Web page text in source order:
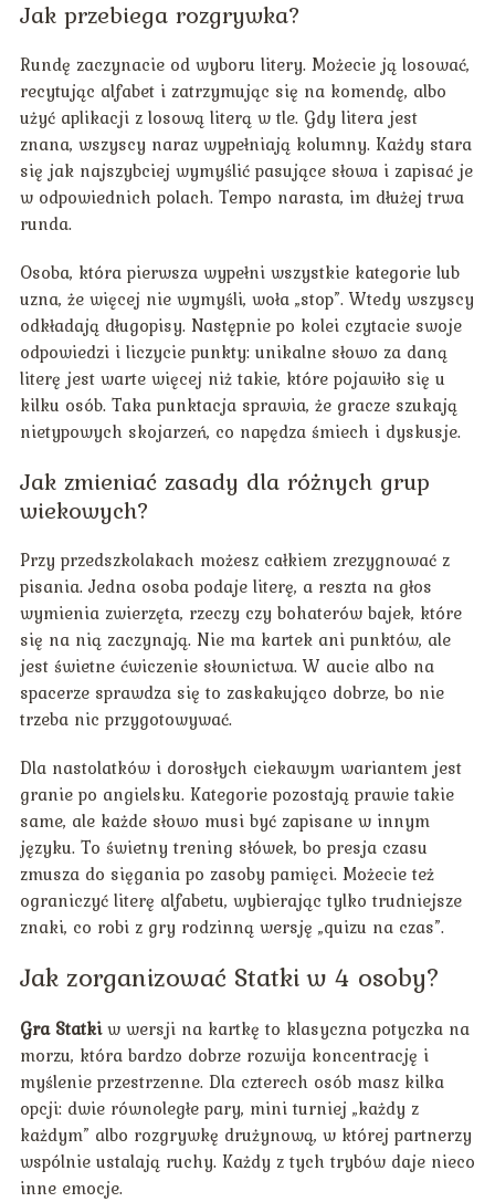
Jak przebiega rozgrywka?
Rundę zaczynacie od wyboru litery. Możecie ją losować,
recytując alfabet i zatrzymując się na komendę, albo
użyć aplikacji z losową literą w tle. Gdy litera jest
znana, wszyscy naraz wypełniają kolumny. Każdy stara
się jak najszybciej wymyślić pasujące słowa i zapisać je
w odpowiednich polach. Tempo narasta, im dłużej trwa
runda.
Osoba, która pierwsza wypełni wszystkie kategorie lub
uzna, że więcej nie wymyśli, woła „stop”. Wtedy wszyscy
odkładają długopisy. Następnie po kolei czytacie swoje
odpowiedzi i liczycie punkty: unikalne słowo za daną
literę jest warte więcej niż takie, które pojawiło się u
kilku osób. Taka punktacja sprawia, że gracze szukają
nietypowych skojarzeń, co napędza śmiech i dyskusje.
Jak zmieniać zasady dla różnych grup
wiekowych?
Przy przedszkolakach możesz całkiem zrezygnować z
pisania. Jedna osoba podaje literę, a reszta na głos
wymienia zwierzęta, rzeczy czy bohaterów bajek, które
się na nią zaczynają. Nie ma kartek ani punktów, ale
jest świetne ćwiczenie słownictwa. W aucie albo na
spacerze sprawdza się to zaskakująco dobrze, bo nie
trzeba nic przygotowywać.
Dla nastolatków i dorosłych ciekawym wariantem jest
granie po angielsku. Kategorie pozostają prawie takie
same, ale każde słowo musi być zapisane w innym
języku. To świetny trening słówek, bo presja czasu
zmusza do sięgania po zasoby pamięci. Możecie też
ograniczyć literę alfabetu, wybierając tylko trudniejsze
znaki, co robi z gry rodzinną wersję „quizu na czas”.
Jak zorganizować Statki w 4 osoby?
Gra Statkiw wersji na kartkę to klasyczna potyczka na
morzu, która bardzo dobrze rozwija koncentrację i
myślenie przestrzenne. Dla czterech osób masz kilka
opcji: dwie równoległe pary, mini turniej „każdy z
każdym” albo rozgrywkę drużynową, w której partnerzy
wspólnie ustalają ruchy. Każdy z tych trybów daje nieco
inne emocje.